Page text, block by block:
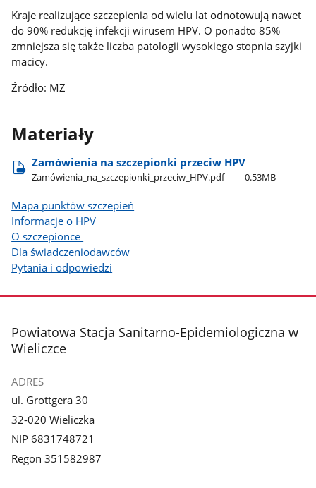
Kraje realizujące szczepienia od wielu lat odnotowują nawet
do 90% redukcję infekcji wirusem HPV. O ponadto 85%
zmniejsza się także liczba patologii wysokiego stopnia szyjki
macicy.
Źródło: MZ
Materiały
Zamówienia na szczepionki przeciw HPV
Zamówienia​_na​_szczepionki​_przeciw​_HPV.pdf 0.53MB
Mapa punktów szczepień
Informacje o HPV
O szczepionce
Dla świadczeniodawców
Pytania i odpowiedzi
stopka
Powiatowa Stacja Sanitarno-Epidemiologiczna w
Wieliczce
ADRES
ul. Grottgera 30
32-020 Wieliczka
NIP 6831748721
Regon 351582987